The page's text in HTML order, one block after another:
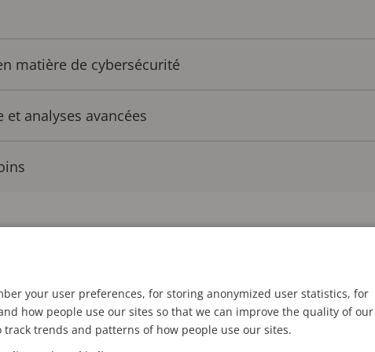
matière de cybersécurité
analyses avancées
devez toujours vous assurer que vos
composants open source éprouvés, notre puissant
your user preferences, for storing anonymized user statistics, for
how people use our sites so that we can improve the quality of our
track trends and patterns of how people use our sites.